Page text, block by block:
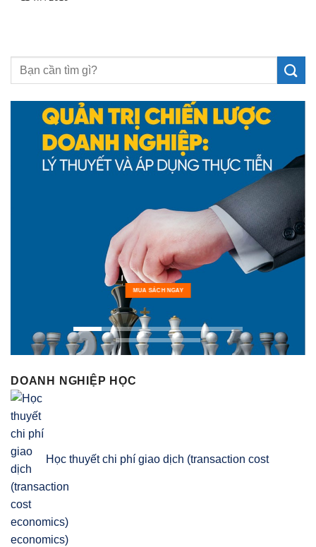
MUA SÁCH NGAY
DOANH NGHIỆP HỌC
Học thuyết chi phí giao dịch (transaction cost
economics)